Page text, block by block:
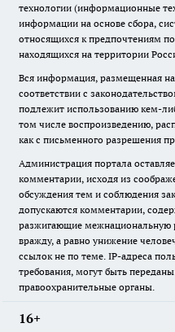
технологии (информационные
информации на основе сбора,
относящихся к предпочтениям
находящихся на территории
Вся информация, размещенная
соответствии с
подлежит использованию кем-
том числе воспроизведению,
как с письменного разрешения
Администрация портала
комментарии, исходя из
обсуждения тем и соблюдения
допускаются комментарии,
разжигающие межнациональную
вражду, а равно унижение
ссылок не по теме. IP-адреса
требования, могут быть
правоохранительные органы.
16+